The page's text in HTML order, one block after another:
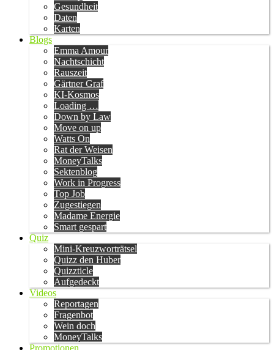
Gesundheit
Daten
Karten
Blogs
Emma Amour
Nachtschicht
Rauszeit
Gärtner Graf
KI-Kosmos
Loading …
Down by Law
Move on up
Watts On
Rat der Weisen
MoneyTalks
Sektenblog
Work in Progress
Top Job
Zugestiegen
Madame Energie
Smart gespart
Quiz
Mini-Kreuzworträtsel
Quizz den Huber
Quizzticle
Aufgedeckt
Videos
Reportagen
Fragenbot
Wein doch
MoneyTalks
Promotionen